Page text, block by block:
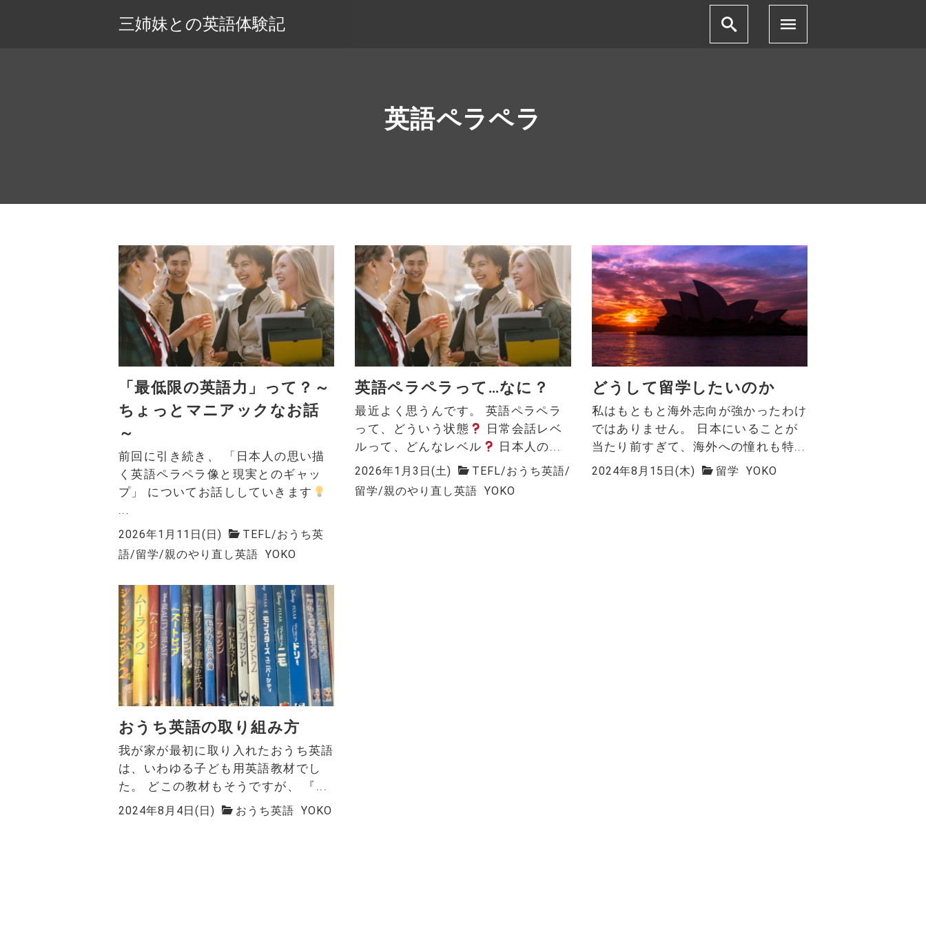
三姉妹との英語体験記
英語ペラペラ
「最低限の英語力」って？～
ちょっとマニアックなお話
～
前回に引き続き、 「日本人の思い描
く英語ペラペラ像と現実とのギャッ
プ」 についてお話ししていきます
...
2026年1月11日(日) TEFL/おうち英
語/留学/親のやり直し英語 YOKO
英語ペラペラって…なに？
最近よく思うんです。 英語ペラペラ
って、どういう状態
日常会話レベ
ルって、どんなレベル
日本人の...
2026年1月3日(土) TEFL/おうち英語/
留学/親のやり直し英語 YOKO
どうして留学したいのか
私はもともと海外志向が強かったわけ
ではありません。 日本にいることが
当たり前すぎて、海外への憧れも特...
2024年8月15日(木) 留学 YOKO
おうち英語の取り組み方
我が家が最初に取り入れたおうち英語
は、いわゆる子ども用英語教材でし
た。 どこの教材もそうですが、 『...
2024年8月4日(日) おうち英語 YOKO